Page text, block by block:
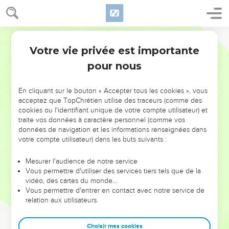
NE MANQUEZ PAS L’ÉVÉNEMENT
DE L’ANNÉE !
ET SI LEURS ERREURS POUVAIENT VOUS ÉVITER LES
VOTRES ?
leur foi ou leur vision. Mais on voit moins les doutes, les erreurs
et les saisons difficiles qu'ils ont traversés, alors même que ce
sont elles qui les ont façonnés.
Dans cette conférence, leaders, entrepreneurs, et responsables
clés pour avancer avec plus de sagesse afin que leurs erreurs
Votre vie privée est importante
pour nous
En cliquant sur le bouton « Accepter tous les cookies », vous
acceptez que TopChrétien utilise des traceurs (comme des
cookies ou l'identifiant unique de votre compte utilisateur) et
traite vos données à caractère personnel (comme vos
données de navigation et les informations renseignées dans
votre compte utilisateur) dans les buts suivants :
Mesurer l'audience de notre service
Vous permettre d'utiliser des services tiers tels que de la
vidéo, des cartes du monde…
Vous permettre d'entrer en contact avec notre service de
relation aux utilisateurs.
Choisir mes cookies